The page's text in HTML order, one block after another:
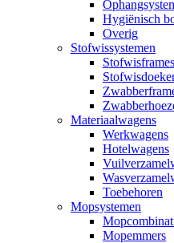
Hygiënisch
Overig
Stofwissystemen
Stofwisframes
Materiaalwagens
Werkwagens
Hotelwagens
Toebehoren
Mopsystemen
Mopemmers